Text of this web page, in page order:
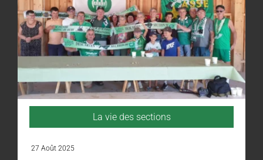
La vie des sections
27 Août 2025